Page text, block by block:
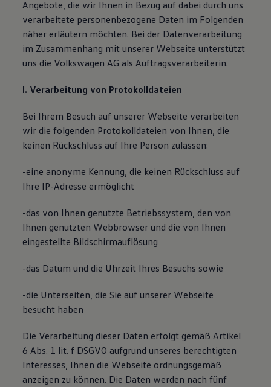
Magazin
Lifestyle
Transport
Familie
Elektromobilität
Volkswagen R
Volkswagen Kundenbetreuung
Angebote, die wir Ihnen in Bezug auf dabei durch uns
verarbeitete personenbezogene Daten im Folgenden
näher erläutern möchten. Bei der Datenverarbeitung
im Zusammenhang mit unserer Webseite unterstützt
uns die Volkswagen AG als Auftragsverarbeiterin.
I. Verarbeitung von Protokolldateien
Bei Ihrem Besuch auf unserer Webseite verarbeiten
wir die folgenden Protokolldateien von Ihnen, die
keinen Rückschluss auf Ihre Person zulassen:
-eine anonyme Kennung, die keinen Rückschluss auf
Ihre IP-Adresse ermöglicht
-das von Ihnen genutzte Betriebssystem, den von
Ihnen genutzten Webbrowser und die von Ihnen
eingestellte Bildschirmauflösung
-das Datum und die Uhrzeit Ihres Besuchs sowie
-die Unterseiten, die Sie auf unserer Webseite
besucht haben
Die Verarbeitung dieser Daten erfolgt gemäß Artikel
6 Abs. 1 lit. f DSGVO aufgrund unseres berechtigten
Interesses, Ihnen die Webseite ordnungsgemäß
anzeigen zu können. Die Daten werden nach fünf